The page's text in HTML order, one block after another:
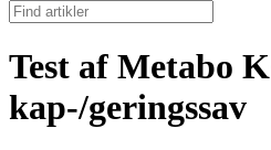
Test af Metabo
kap-/geringssav